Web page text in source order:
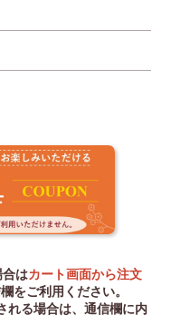
合はカート画面から注文
をご利用ください。
れる場合は、通信欄に内